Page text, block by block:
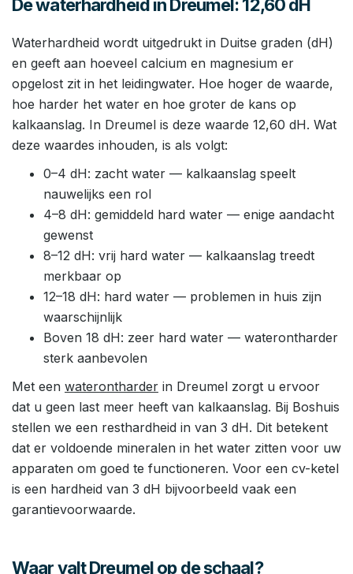
De waterhardheid in Dreumel: 12,60 dH
Waterhardheid wordt uitgedrukt in Duitse graden (dH)
en geeft aan hoeveel calcium en magnesium er
opgelost zit in het leidingwater. Hoe hoger de waarde,
hoe harder het water en hoe groter de kans op
kalkaanslag. In Dreumel is deze waarde 12,60 dH. Wat
deze waardes inhouden, is als volgt:
0–4 dH: zacht water — kalkaanslag speelt
nauwelijks een rol
4–8 dH: gemiddeld hard water — enige aandacht
gewenst
8–12 dH: vrij hard water — kalkaanslag treedt
merkbaar op
12–18 dH: hard water — problemen in huis zijn
waarschijnlijk
Boven 18 dH: zeer hard water — waterontharder
sterk aanbevolen
Met een waterontharder in Dreumel zorgt u ervoor
dat u geen last meer heeft van kalkaanslag. Bij Boshuis
stellen we een resthardheid in van 3 dH. Dit betekent
dat er voldoende mineralen in het water zitten voor uw
apparaten om goed te functioneren. Voor een cv-ketel
is een hardheid van 3 dH bijvoorbeeld vaak een
garantievoorwaarde.
Waar valt Dreumel op de schaal?